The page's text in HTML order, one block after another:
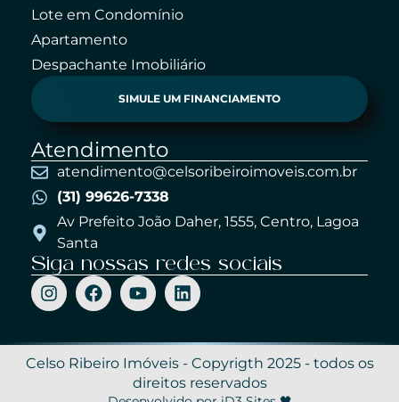
Lote em Condomínio
Apartamento
Despachante Imobiliário
SIMULE UM FINANCIAMENTO
Atendimento
atendimento@celsoribeiroimoveis.com.br
(31) 99626-7338
Av Prefeito João Daher, 1555, Centro, Lagoa
Santa
Siga nossas redes sociais
Celso Ribeiro Imóveis - Copyrigth 2025 - todos os
direitos reservados